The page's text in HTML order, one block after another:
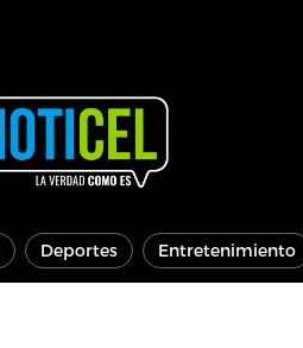
Deportes Entretenimiento